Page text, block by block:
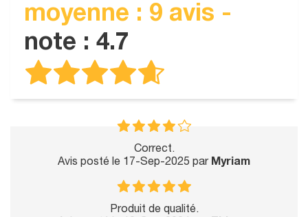
moyenne : 9 avis -
note : 4.7
Correct.
Avis posté le 17-Sep-2025 par Myriam
Produit de qualité.